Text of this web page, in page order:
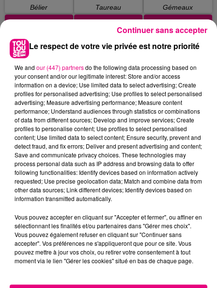
Bélier Taureau Gémeaux
Cancer Lion Vierge
Balance Scorpion Sagittaire
Poissons
Le respect de votre vie privée est notre priorité
We and our (447) partnersdo the following data processing based on
your consent and/or our legitimate interest: Store and/or access
information on a device; Use limited data to select advertising; Create
profiles for personalised advertising; Use profiles to select personalised
advertising; Measure advertising performance; Measure content
performance; Understand audiences through statistics or combinations
of data from different sources; Develop and improve services; Create
profiles to personalise content; Use profiles to select personalised
content; Use limited data to select content; Ensure security, prevent and
detect fraud, and fix errors; Deliver and present advertising and content;
Save and communicate privacy choices. These technologies may
process personal data such as IP address and browsing data to offer
following functionalities: Identify devices based on information actively
requested; Use precise geolocation data; Match and combine data from
other data sources; Link different devices; Identify devices based on
information transmitted automatically.
Vous pouvez accepter en cliquant sur "Accepter et fermer", ou affiner en
sélectionnant les finalités et/ou partenaires dans "Gérer mes choix".
Vous pouvez également refuser en cliquant sur "Continuer sans
accepter". Vos préférences ne s'appliqueront que pour ce site. Vous
pouvez mettre à jour vos choix, ou retirer votre consentement à tout
moment via le lien "Gérer les cookies" situé en bas de chaque page.
Continuer sans accepter